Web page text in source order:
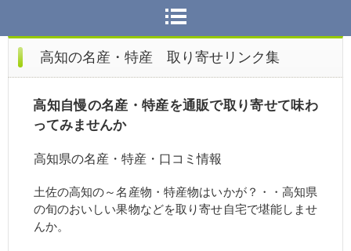
高知の名産・特産 取り寄せリンク集
高知自慢の名産・特産を通販で取り寄せて味わ
ってみませんか
高知県の名産・特産・口コミ情報
土佐の高知の～名産物・特産物はいかが？・・高知県
の旬のおいしい果物などを取り寄せ自宅で堪能しませ
んか。